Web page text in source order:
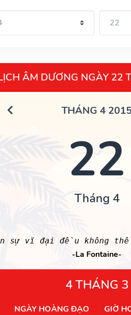
ÂM DƯƠNG NGÀY 22
THÁNG 4
22
Tháng 4
vĩ đại đều không thể
-La Fontaine-
4 THÁNG 3
NGÀY HOÀNG ĐẠO
GIỜ